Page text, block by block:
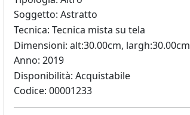
Soggetto: Astratto
Tecnica: Tecnica mista su tela
Dimensioni: alt:30.00cm, largh:30.00cm
Anno: 2019
Disponibilità: Acquistabile
Codice: 00001233